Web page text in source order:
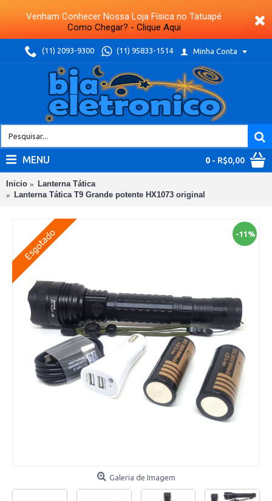
Venham Conhecer Nossa Loja Física no Tatuapé
Como Chegar? - Clique Aqui
(11) 2093-9300 (11) 95833-1514 Minha Conta
0 - R$0,00
MENU
Inicio
Lanterna Tática
Lanterna Tática T9 Grande potente HX1073 original
-11%
Esgotado
Galeria de Imagem